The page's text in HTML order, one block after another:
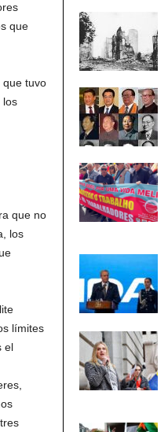
que
que tuvo
los
que no
los
límites
el